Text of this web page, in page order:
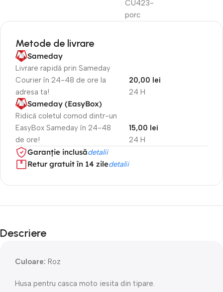
CU423-
porc
Metode de livrare
Sameday
Livrare rapidă prin Sameday
Courier în 24-48 de ore la
adresa ta!
24 H
20,00 lei
Sameday (EasyBox)
Ridică coletul comod dintr-un
EasyBox Sameday în 24-48
de ore!
24 H
15,00 lei
Garanție inclusădetalii
Retur gratuit în 14 ziledetalii
Descriere
Culoare: Roz
Husa pentru casca moto iesita din tipare.